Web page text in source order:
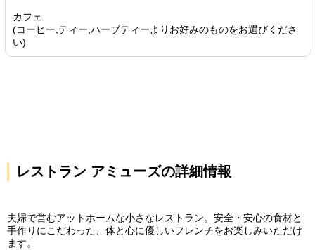
カフェ
(コーヒー,ティー,ハーブティーよりお好みのものをお選びくださ
い)
レストラン アミューズの詳細情報
夫婦で営むアットホームな小さなレストラン。安全・安心の食材と
手作りにこだわった、体と心に優しいフレンチをお楽しみいただけ
ます。